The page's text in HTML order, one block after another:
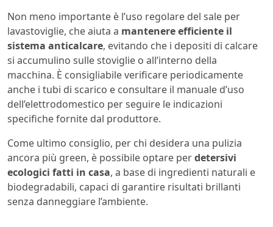
Non meno importante è l’uso regolare del sale per
lavastoviglie, che aiuta a mantenere efficiente il
sistema anticalcare, evitando che i depositi di calcare
si accumulino sulle stoviglie o all’interno della
macchina. È consigliabile verificare periodicamente
anche i tubi di scarico e consultare il manuale d’uso
dell’elettrodomestico per seguire le indicazioni
specifiche fornite dal produttore.
Come ultimo consiglio, per chi desidera una pulizia
ancora più green, è possibile optare perdetersivi
ecologici fatti in casa, a base di ingredienti naturali e
biodegradabili, capaci di garantire risultati brillanti
senza danneggiare l’ambiente.